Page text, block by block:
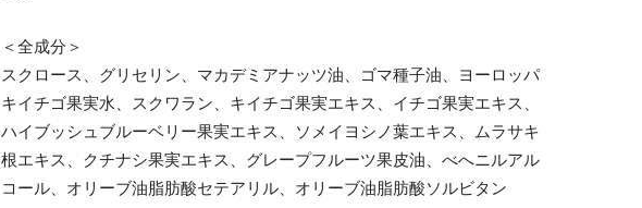
＜全成分＞
スクロース、グリセリン、マカデミアナッツ油、ゴマ種子油、ヨーロッパ
キイチゴ果実水、スクワラン、キイチゴ果実エキス、イチゴ果実エキス、
ハイブッシュブルーベリー果実エキス、ソメイヨシノ葉エキス、ムラサキ
根エキス、クチナシ果実エキス、グレープフルーツ果皮油、べへニルアル
コール、オリーブ油脂肪酸セテアリル、オリーブ油脂肪酸ソルビタン